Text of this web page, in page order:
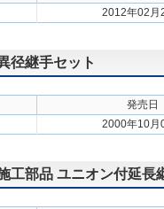
2012年02月
径継手セット
発売日
2000年10月
工部品 ユニオン付延長